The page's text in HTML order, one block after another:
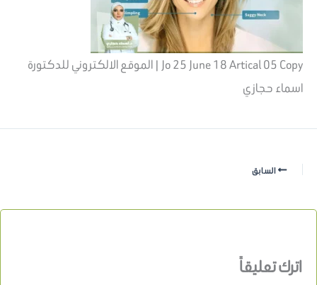
Jo 25 June 18 Artical 05 Copy | الموقع الالكتروني للدكتورة
اسماء حجازي
السابق
اترك تعليقاً